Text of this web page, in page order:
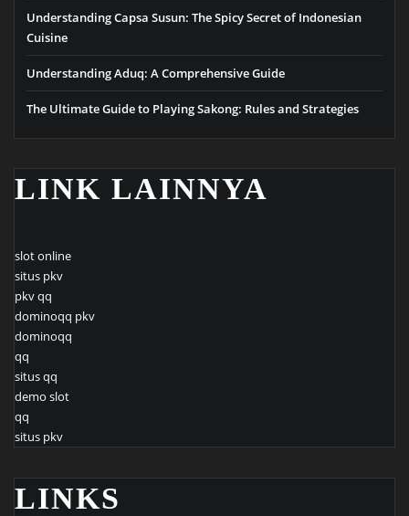
Understanding Capsa Susun: The Spicy Secret of Indonesian
Cuisine
Understanding Aduq: A Comprehensive Guide
The Ultimate Guide to Playing Sakong: Rules and Strategies
LINK LAINNYA
slot online
situs pkv
pkv qq
dominoqq pkv
dominoqq
qq
situs qq
demo slot
qq
situs pkv
LINKS